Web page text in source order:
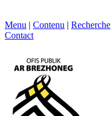
Menu | Contenu | Recherche
Contact